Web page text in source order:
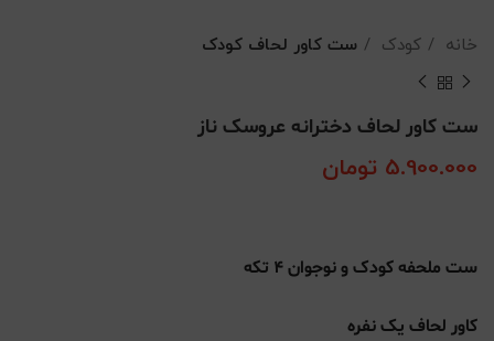
خانه کودک ست کاور لحاف کودک
ست کاور لحاف دخترانه عروسک ناز
5.900.000 تومان
ست ملحفه کودک و نوجوان 4 تکه
کاور لحاف یک نفره